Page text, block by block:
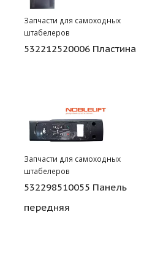
Запчасти для самоходных
штабелеров
532212520006 Пластина
Запчасти для самоходных
штабелеров
532298510055 Панель
передняя